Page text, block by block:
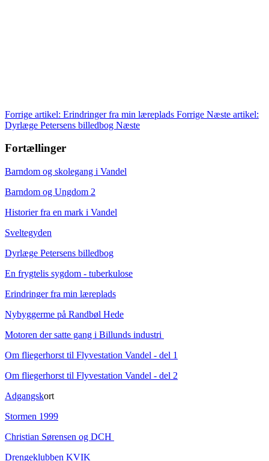
Forrige artikel: Erindringer fra min læreplads Forrige Næste artikel:
Dyrlæge Petersens billedbog Næste
Fortællinger
Barndom og skolegang i Vandel
Barndom og Ungdom 2
Historier fra en mark i Vandel
Sveltegyden
Dyrlæge Petersens billedbog
En frygtelis sygdom - tuberkulose
Erindringer fra min læreplads
Nybyggerme på Randbøl Hede
Motoren der satte gang i Billunds industri
Om fliegerhorst til Flyvestation Vandel - del 1
Om fliegerhorst til Flyvestation Vandel - del 2
Adgangskort
Stormen 1999
Christian Sørensen og DCH
Drengeklubben KVIK